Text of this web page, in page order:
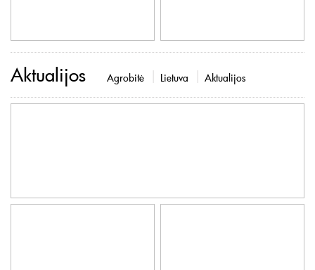
Aktualijos Agrobitė Lietuva Aktualijos